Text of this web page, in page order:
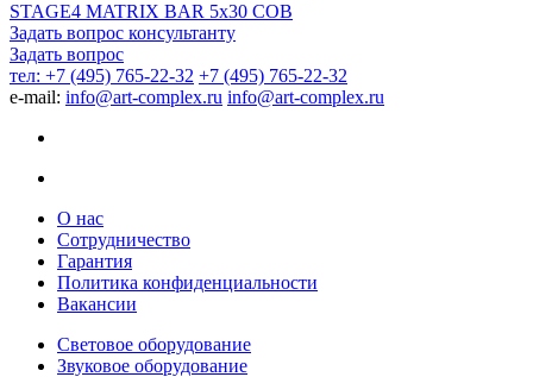
STAGE4 MATRIX BAR 5x30 COB
Задать вопрос консультанту
Задать вопрос
тел: +7 (495) 765-22-32 +7 (495) 765-22-32
e-mail: info@art-complex.ru info@art-complex.ru
О нас
Сотрудничество
Гарантия
Политика конфиденциальности
Вакансии
Световое оборудование
Звуковое оборудование